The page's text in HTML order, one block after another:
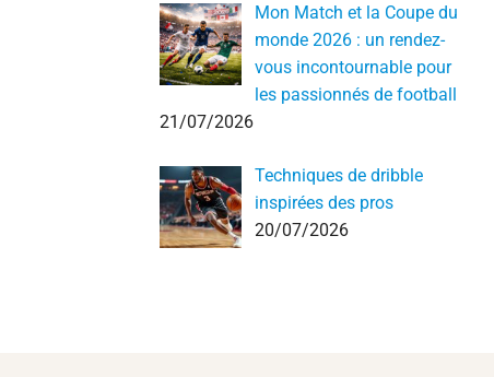
Mon Match et la Coupe du
monde 2026 : un rendez-
vous incontournable pour
les passionnés de football
21/07/2026
Techniques de dribble
inspirées des pros
20/07/2026